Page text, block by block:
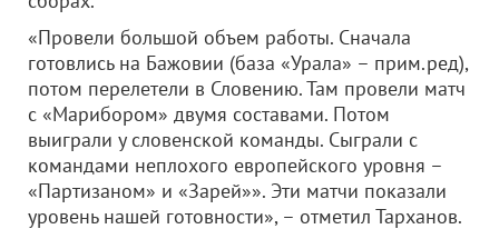
«Провели большой объем работы. Сначала
готовлись на Бажовии (база «Урала» – прим.ред),
потом перелетели в Словению. Там провели матч
с «Марибором» двумя составами. Потом
выиграли у словенской команды. Сыграли с
командами неплохого европейского уровня –
«Партизаном» и «Зарей»». Эти матчи показали
уровень нашей готовности», – отметил Тарханов.